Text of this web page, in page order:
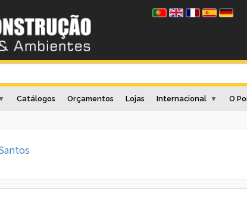
Catálogos Orçamentos Lojas Internacional ▼ O